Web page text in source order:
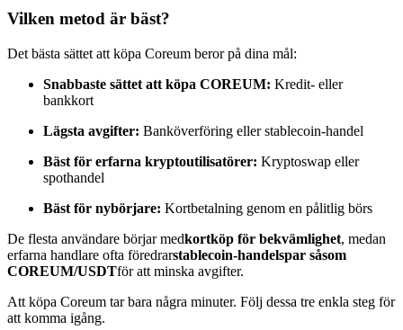
Gå med de bästa handlarna
Vilken metod är bäst?
Det bästa sättet att köpa Coreum beror på dina mål:
Snabbaste sättet att köpa COREUM: Kredit- eller
bankkort
Lägsta avgifter: Banköverföring eller stablecoin-handel
Bäst för erfarna kryptoutilisatörer: Kryptoswap eller
spothandel
Bäst för nybörjare: Kortbetalning genom en pålitlig börs
De flesta användare börjar medkortköp för bekvämlighet, medan
erfarna handlare ofta föredrarstablecoin-handelspar såsom
COREUM/USDTför att minska avgifter.
Att köpa Coreum tar bara några minuter. Följ dessa tre enkla steg för
att komma igång.